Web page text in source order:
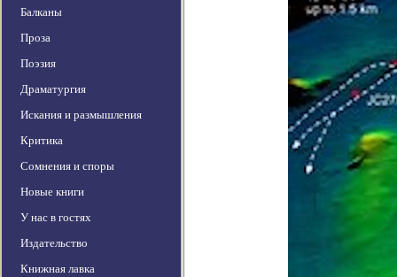
Балканы
Проза
Поэзия
Драматургия
Искания и размышления
Критика
Сомнения и споры
Новые книги
У нас в гостях
Издательство
Книжная лавка